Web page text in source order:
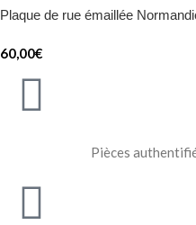
Plaque de rue émaillée
60,00€
Pièces